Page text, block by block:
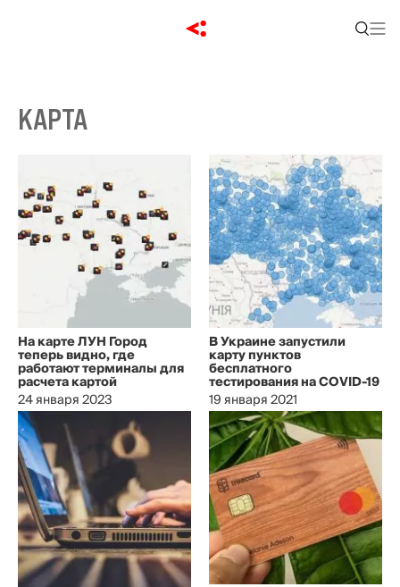
КАРТА
На карте ЛУН Город
теперь видно, где
работают терминалы для
расчета картой
24 января 2023
В Украине запустили
карту пунктов
бесплатного
тестирования на COVID-19
19 января 2021